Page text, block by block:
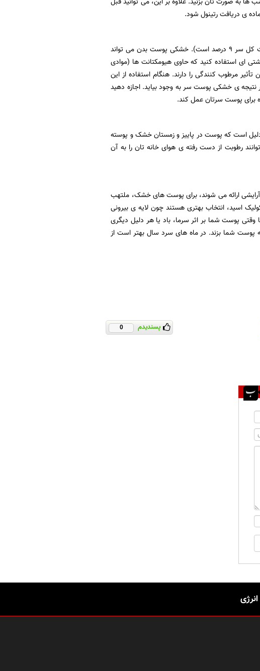
ی دریافت رتینول شود.
پوست، بزرگ ترین اندام بدن است و تنها ۴/۵ درصد از آن صورت را می پوشاند (پوست کل سر ۹ درصد است). خشکی پوست بدن می تواند
ای استفاده کنید که حاوی هیومکتانت ها (موادی
مرطوب کنندگی را دارند. هنگام استفاده از این
نتیجه ی خشکی پوست سر به وجود بیاید. اجازه دهید
است که پوست در پاییز و زمستان خشک و پوسته
رطوبت از دست رفته ی هوای خانه تان را به آن
ارائه می شوند، برای پوست های خشک، ملتهب
اسید، انتخاب بهتری هستند چون لایه ی بیرونی
پوست شما بر اثر سرما، باد یا هر دلیل دیگری
پوست شما بزند. در ماه های سرد سال بهتر است از
پسندیدم 0
انرژی